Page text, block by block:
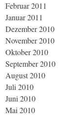
Februar 2011
Januar 2011
Dezember 2010
November 2010
Oktober 2010
September 2010
August 2010
Juli 2010
Juni 2010
Mai 2010